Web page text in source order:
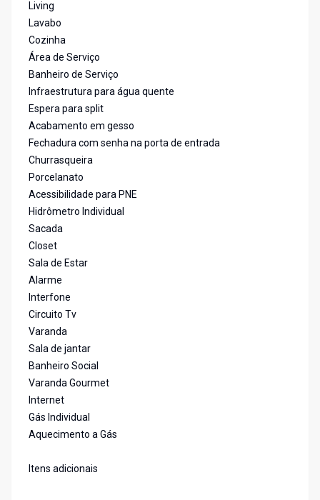
Living
Lavabo
Cozinha
Área de Serviço
Banheiro de Serviço
Infraestrutura para água quente
Espera para split
Acabamento em gesso
Fechadura com senha na porta de entrada
Churrasqueira
Porcelanato
Acessibilidade para PNE
Hidrômetro Individual
Sacada
Closet
Sala de Estar
Alarme
Interfone
Circuito Tv
Varanda
Sala de jantar
Banheiro Social
Varanda Gourmet
Internet
Gás Individual
Aquecimento a Gás
Itens adicionais